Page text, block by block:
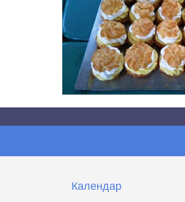
Календар